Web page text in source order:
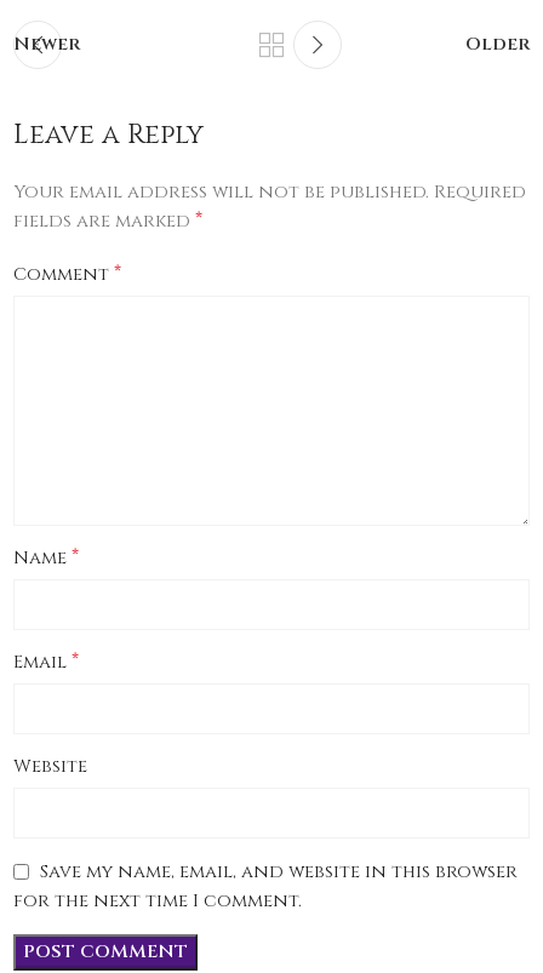
Newer Older
Leave a Reply
Your email address will not be published. Required
fields are marked*
Comment*
Name*
Email*
Website
Save my name, email, and website in this browser
for the next time I comment.